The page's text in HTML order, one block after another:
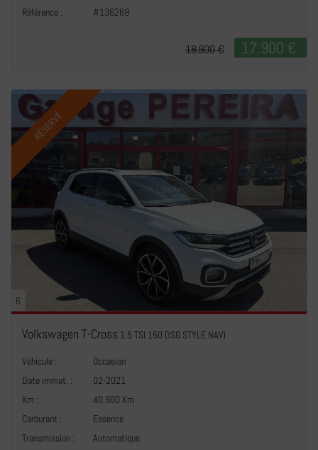
Référence :
#136269
17.900 €
18.900 €
RÉSERVÉ
6
Volkswagen T-Cross 1.5 TSI 150 DSG STYLE NAVI
Véhicule :
Occasion
Date immat. :
02-2021
Km :
40.900 Km
Carburant :
Essence
Transmission :
Automatique